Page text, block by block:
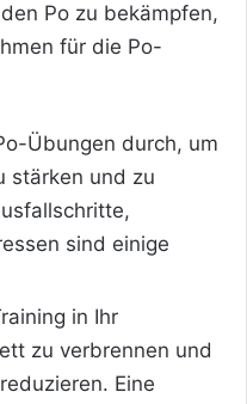
Po zu bekämpfen,
für die Po-
Übungen durch, um
stärken und zu
sind einige
in Ihr
zu verbrennen und
Eine